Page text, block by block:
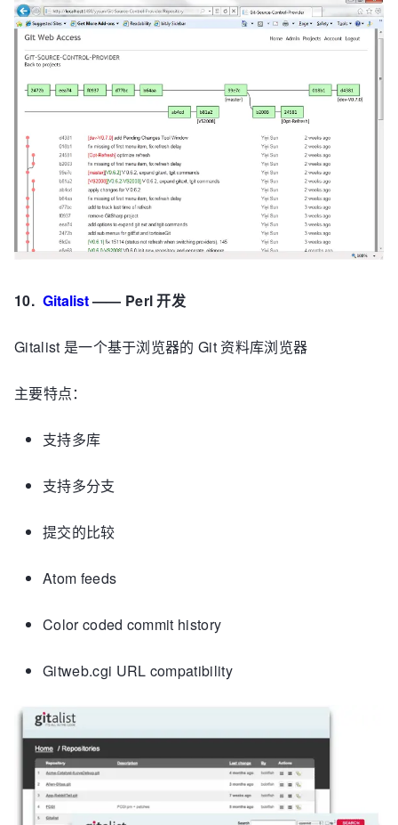
10. Gitalist—— Perl 开发
Gitalist 是一个基于浏览器的 Git 资料库浏览器
主要特点：
支持多库
支持多分支
提交的比较
Atom feeds
Color coded commit history
Gitweb.cgi URL compatibility